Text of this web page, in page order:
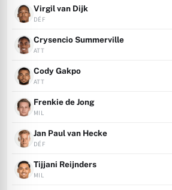
Virgil van Dijk
DÉF
Crysencio Summerville
ATT
Cody Gakpo
ATT
Frenkie de Jong
MIL
Jan Paul van Hecke
DÉF
Tijjani Reijnders
MIL